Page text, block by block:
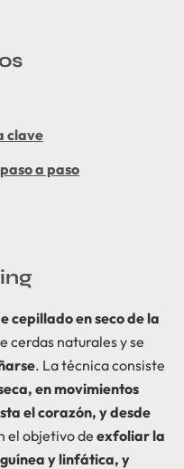
clave
a paso
cepillado en seco de la
cerdas naturales y se
. La técnica consiste
en movimientos
el corazón, y desde
el objetivo de exfoliar la
y linfática, y